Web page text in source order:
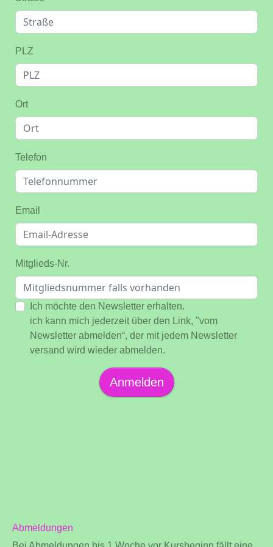
PLZ
Ort
Telefon
Email
Mitglieds-Nr.
Ich möchte den Newsletter erhalten.
ich kann mich jederzeit über den Link, "vom
Newsletter abmelden“, der mit jedem Newsletter
versand wird wieder abmelden.
Anmelden
Abmeldungen